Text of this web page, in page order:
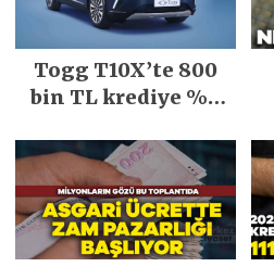
Togg T10X’te 800
bin TL krediye %0